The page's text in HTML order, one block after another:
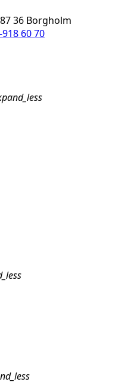
36 Borgholm
60 70